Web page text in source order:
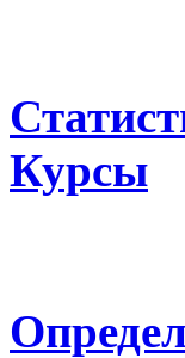
Курсы